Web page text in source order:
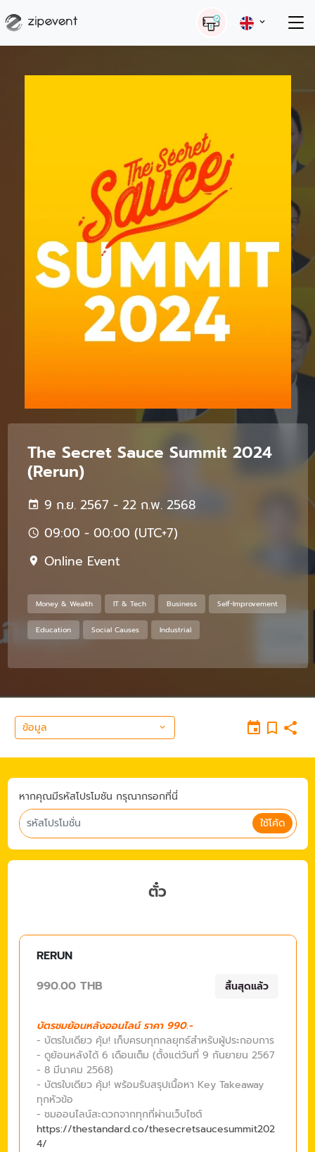
The Secret Sauce Summit 2024
(Rerun)
9 ก.ย. 2567 - 22 ก.พ. 2568
09:00 - 00:00 (UTC+7)
Online Event
Money & Wealth IT & Tech Business Self-Improvement
Education Social Causes Industrial
ข้อมูล
หากคุณมีรหัสโปรโมชัน กรุณากรอกที่นี่
ใช้โค้ด
ตั๋ว
RERUN
990.00 THB
สิ้นสุดแล้ว
บัตรชมย้อนหลังออนไลน์ ราคา 990.-
- บัตรใบเดียว คุ้ม! เก็บครบทุกกลยุทธ์สำหรับผู้ประกอบการ
- ดูย้อนหลังได้ 6 เดือนเต็ม (ตั้งแต่วันที่ 9 กันยายน 2567
- 8 มีนาคม 2568)
- บัตรใบเดียว คุ้ม! พร้อมรับสรุปเนื้อหา Key Takeaway
ทุกหัวข้อ
- ชมออนไลน์สะดวกจากทุกที่ผ่านเว็บไซต์
https://thestandard.co/thesecretsaucesummit202
4/